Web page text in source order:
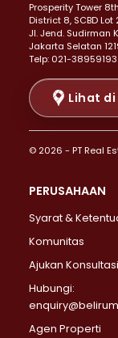
Properti Dijual di
Properti Dijual di
Properti Dijual di
Properti Dijual di
Properti Dijual di
Properti Dijual di
Properti Dijual di
Properti
Properti Dijual di
Properti Dijual di
Properti Dijual di
Properti Dijual di
Properti Dijual di
Properti Dijual di
Prosperity Tower
District 8, SCBD Lot
JI. Jend. Sudirman
Jakarta Selatan
Telp: 021-38959193
Lihat
© 2026 - PT Real
PERUSAHAAN
Syarat &
Komunitas
Ajukan Konsultasi
Hubungi:
Agen Properti